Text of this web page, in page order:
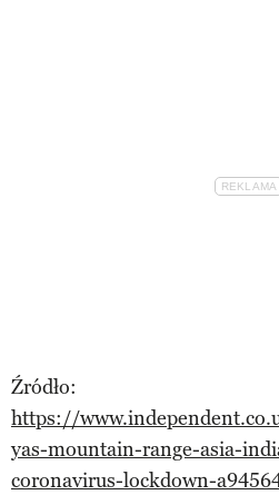
Źródło:
https://
yas-mountain-range-asia-
coronavirus-lockdown-